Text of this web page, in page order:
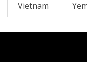
Vietnam